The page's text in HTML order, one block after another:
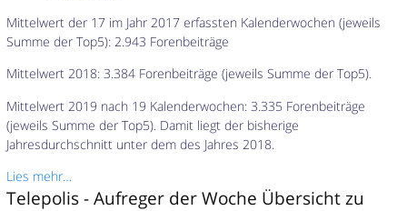
Mittelwert der 17 im Jahr 2017 erfassten Kalenderwochen (jeweils
Summe der Top5): 2.943 Forenbeiträge
Mittelwert 2018: 3.384 Forenbeiträge (jeweils Summe der Top5).
Mittelwert 2019 nach 19 Kalenderwochen: 3.335 Forenbeiträge
(jeweils Summe der Top5). Damit liegt der bisherige
Jahresdurchschnitt unter dem des Jahres 2018.
Lies mehr…
Telepolis - Aufreger der Woche Übersicht zu